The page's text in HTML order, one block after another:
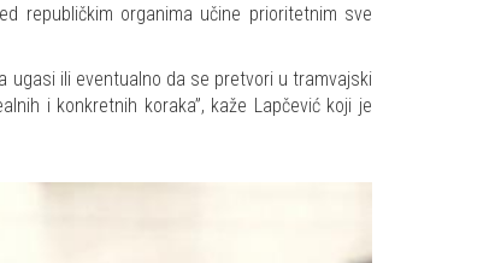
republičkim organima učine prioritetnim sve
ugasi ili eventualno da se pretvori u tramvajski
i konkretnih koraka”, kaže Lapčević koji je